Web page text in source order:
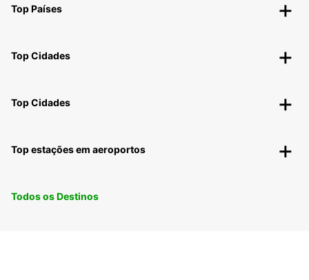
Top Países
Top Cidades
Top Cidades
Top estações em aeroportos
Todos os Destinos